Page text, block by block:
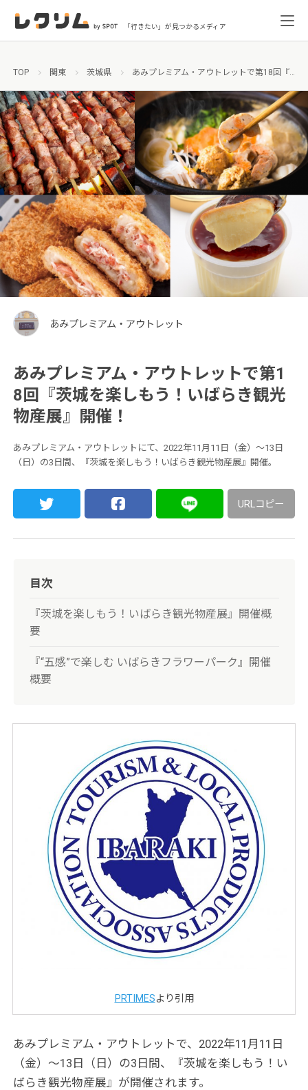
「行きたい」が見つかるメディア
TOP 関東 茨城県 あみプレミアム・アウトレットで第18回『茨城を楽しもう！いばらき観光物産展』開催！
あみプレミアム・アウトレット
あみプレミアム・アウトレットで第1
8回『茨城を楽しもう！いばらき観光
物産展』開催！
あみプレミアム・アウトレットにて、2022年11月11日（金）～13日
（日）の3日間、『茨城を楽しもう！いばらき観光物産展』開催。
URLコピー
目次
『茨城を楽しもう！いばらき観光物産展』開催概
要
『“五感”で楽しむ いばらきフラワーパーク』開催
概要
PRTIMESより引用
あみプレミアム・アウトレットで、2022年11月11日
（金）～13日（日）の3日間、『茨城を楽しもう！い
ばらき観光物産展』が開催されます。